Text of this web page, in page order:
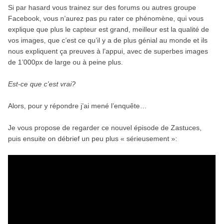
Si par hasard vous trainez sur des forums ou autres groupe
Facebook, vous n’aurez pas pu rater ce phénomène, qui vous
explique que plus le capteur est grand, meilleur est la qualité de
vos images, que c’est ce qu’il y a de plus génial au monde et ils
nous expliquent ça preuves à l’appui, avec de superbes images
de 1’000px de large ou à peine plus.
Est-ce que c’est vrai?
Alors, pour y répondre j’ai mené l’enquête…
Je vous propose de regarder ce nouvel épisode de Zastuces,
puis ensuite on débrief un peu plus « sérieusement »: